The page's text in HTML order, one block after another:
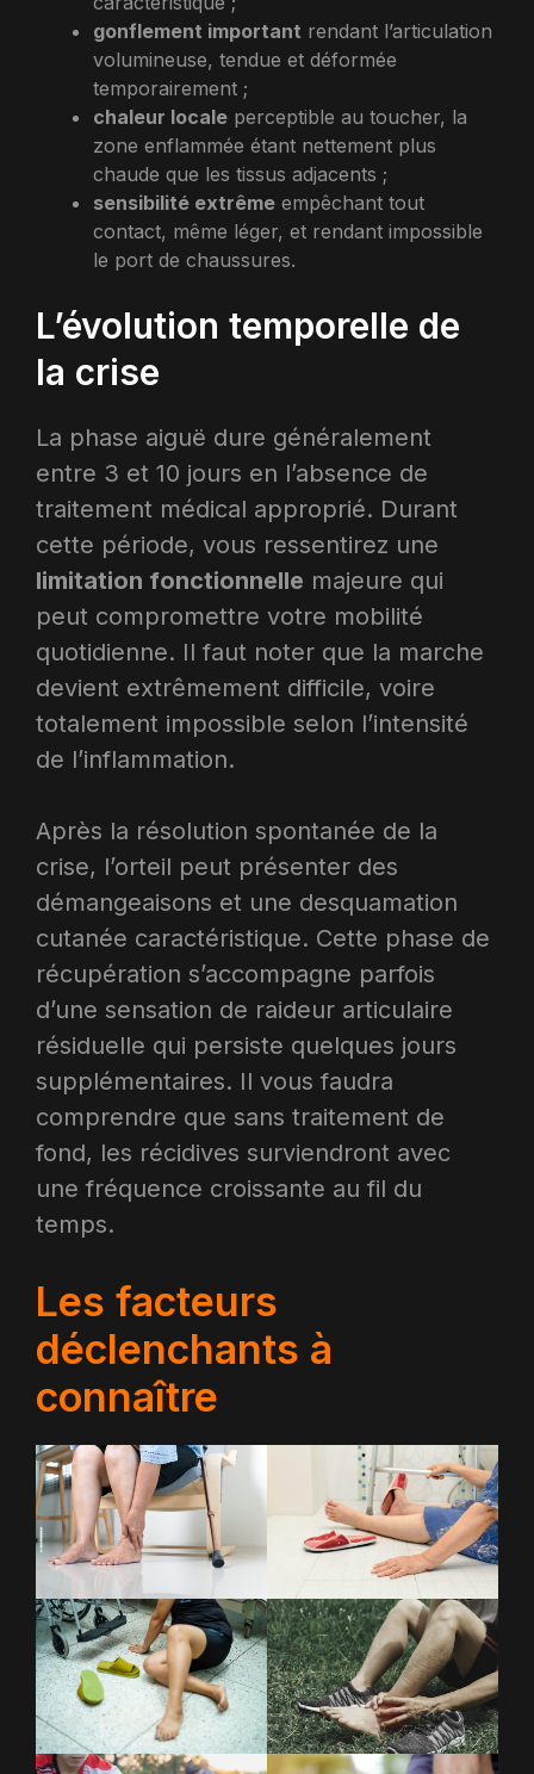
gonflement important rendant l’articulation
volumineuse, tendue et déformée
temporairement ;
chaleur locale perceptible au toucher, la
zone enflammée étant nettement plus
chaude que les tissus adjacents ;
sensibilité extrême empêchant tout
contact, même léger, et rendant impossible
le port de chaussures.
L’évolution temporelle de
la crise
La phase aiguë dure généralement
entre 3 et 10 jours en l’absence de
traitement médical approprié. Durant
cette période, vous ressentirez une
limitation fonctionnelle majeure qui
peut compromettre votre mobilité
quotidienne. Il faut noter que la marche
devient extrêmement difficile, voire
totalement impossible selon l’intensité
de l’inflammation.​
Après la résolution spontanée de la
crise, l’orteil peut présenter des
démangeaisons et une desquamation
cutanée caractéristique. Cette phase de
récupération s’accompagne parfois
d’une sensation de raideur articulaire
résiduelle qui persiste quelques jours
supplémentaires. Il vous faudra
comprendre que sans traitement de
fond, les récidives surviendront avec
une fréquence croissante au fil du
temps.​
Les facteurs
déclenchants à
connaître